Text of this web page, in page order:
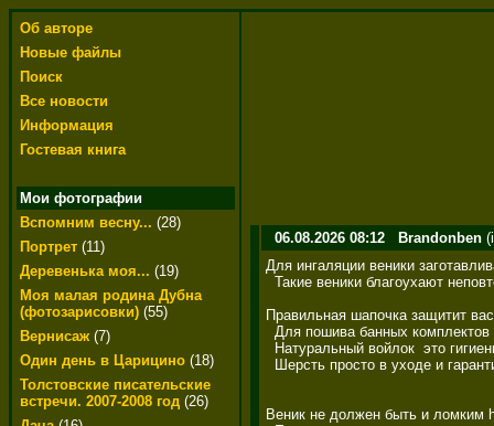
Об авторе
Новые файлы
Поиск
Все новости
Информация
Гостевая книга
Мои фотографии
Вспомним весну... (28)
Портрет (11)
Деревенька моя... (19)
Моя малая родина Дубна
(фотозарисовки) (55)
Вернисаж (7)
Один день в Царицино (18)
Толстовские писательские
встречи. 2007-2008 год (26)
06.08.2026 08:12 Brandonben
Для ингаляции веники
Такие веники благоухают
Правильная шапочка защитит
Для пошива банных комплектов
Натуральный войлок  это
Шерсть просто в уходе и
Веник не должен быть и ломким